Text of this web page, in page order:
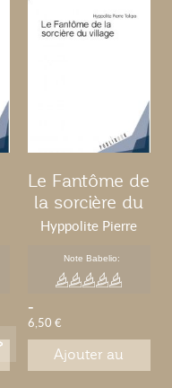
Le Fantôme de
la sorcière du
village
Hyppolite Pierre
Note Babelio:
-
6,50 €
Ajouter au